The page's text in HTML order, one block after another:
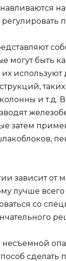
могут быть
используют
и т.д. В
затем
зависит от
лучше всего
со
несъемной
сделать